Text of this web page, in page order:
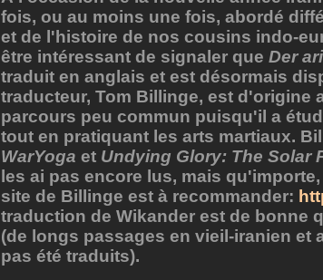
fois, ou au moins une fois, abordé
et de l'histoire de nos cousins indo-
être intéressant de signaler que Der
traduit en anglais et est désormais
traducteur, Tom Billinge, est d'origine
parcours peu commun puisqu'il a
tout en pratiquant les arts martiaux.
WarYoga et Undying Glory: The Solar
les ai pas encore lus, mais
site de Billinge est à recommander:
traduction de Wikander est de bonne
(de longs passages en vieil-iranien et
pas été traduits).